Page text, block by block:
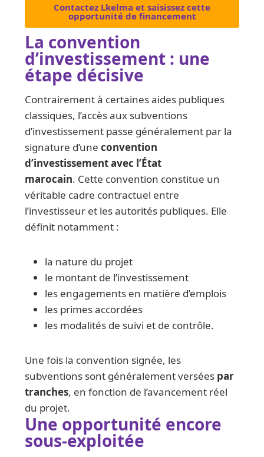
Contactez Lkelma et saisissez cette
opportunité de financement
La convention
d’investissement : une
étape décisive
Contrairement à certaines aides publiques
classiques, l’accès aux subventions
d’investissement passe généralement par la
signature d’une convention
d’investissement avec l’État
marocain. Cette convention constitue un
véritable cadre contractuel entre
l’investisseur et les autorités publiques. Elle
définit notamment :
la nature du projet
le montant de l’investissement
les engagements en matière d’emplois
les primes accordées
les modalités de suivi et de contrôle.
Une fois la convention signée, les
subventions sont généralement versées par
tranches, en fonction de l’avancement réel
du projet.
Une opportunité encore
sous-exploitée